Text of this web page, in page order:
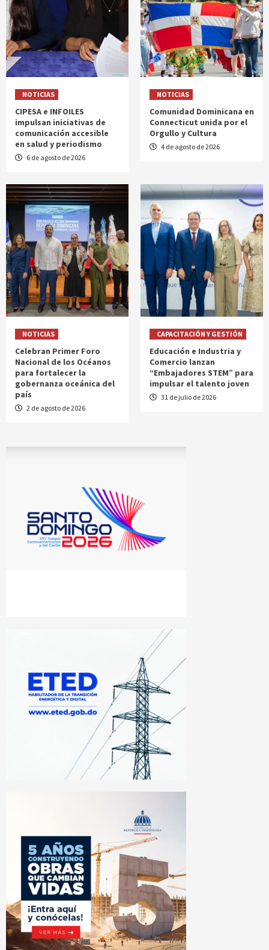
NOTICIAS
CIPESA e INFOILES
impulsan iniciativas de
comunicación accesible
en salud y periodismo
6 de agosto de 2026
NOTICIAS
Comunidad Dominicana en
Connecticut unida por el
Orgullo y Cultura
4 de agosto de 2026
NOTICIAS
Celebran Primer Foro
Nacional de los Océanos
para fortalecer la
gobernanza oceánica del
país
2 de agosto de 2026
CAPACITACIÓN Y GESTIÓN
Educación e Industria y
Comercio lanzan
“Embajadores STEM” para
impulsar el talento joven
31 de julio de 2026